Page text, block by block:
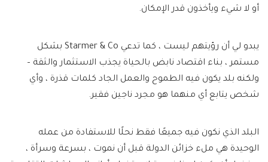
أو لا شيء ويأخذون قدر الإمكان.
يبدو لي أن رؤيتهم ليست ، كما تدعي Starmer & Co بشكل
مستمر ، بناء اقتصاد نابض بالحياة يجذب الاستثمار والثقة –
ولكنه بلد يكون فيه الطموح والعمل الجاد كلمات قذرة ، وأي
شخص يتابع أي منهما هو مجرد ناجين فقير.
البلد الذي نكون فيه جميعًا فقط نحلًا للاستفادة من عمله
الوحيدة هي ملء خزائن الدولة قبل أن نموت ، بسرعة وسرأة ،